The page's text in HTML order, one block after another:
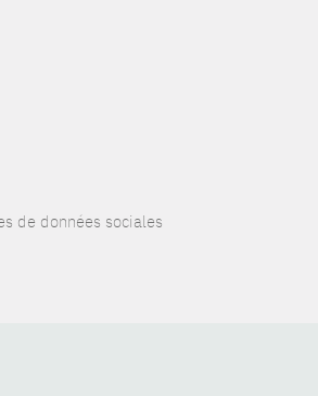
de données sociales